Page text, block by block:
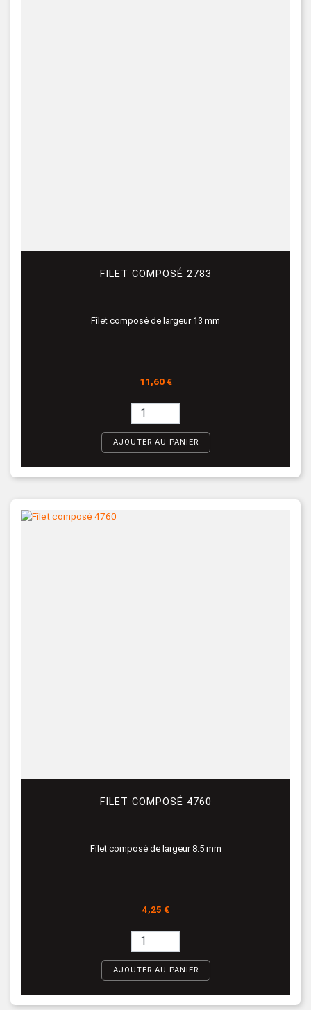
FILET COMPOSÉ 2783
Filet composé de largeur 13 mm
Prix
11,60 €
AJOUTER AU PANIER
FILET COMPOSÉ 4760
Filet composé de largeur 8.5 mm
Prix
4,25 €
AJOUTER AU PANIER